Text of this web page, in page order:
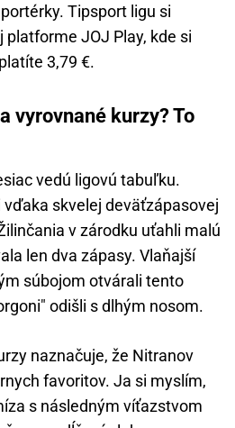
Tipsport ligu si
JOJ Play, kde si
3,79 €.
vyrovnané kurzy? To
vedú ligovú tabuľku.
skvelej deväťzápasovej
v zárodku uťahli malú
len dva zápasy. Vlaňajší
súbojom otvárali tento
odišli s dlhým nosom.
naznačuje, že Nitranov
favoritov. Ja si myslím,
s následným víťazstvom